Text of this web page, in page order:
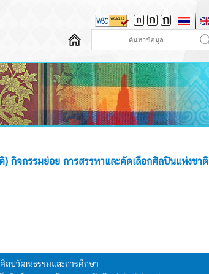
กิจกรรมย่อย การสรรหาและคัดเลือกศิลปินแห่งชาติ
ลปวัฒนธรรมและการศึกษา